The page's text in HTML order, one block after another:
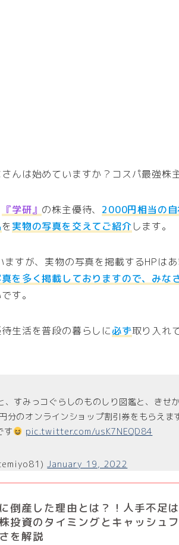
んは始めていますか？コスパ最強株主
『学研』 の株主優待、 2000円相当の
を実物の写真を交えてご紹介します。
すが、実物の写真を掲載するHPは
を多く掲載しておりますので、みな
す。
生活を普段の暮らしに必ず取り入れ
、すみっコぐらしのものしり図鑑と、きせ
のオンラインショップ割引券をもらえま
す
pic.twitter.com/usK7NEQD84
January 19, 2022
倒産した理由とは？！人手不足
投資のタイミングとキャッシュ
を解説